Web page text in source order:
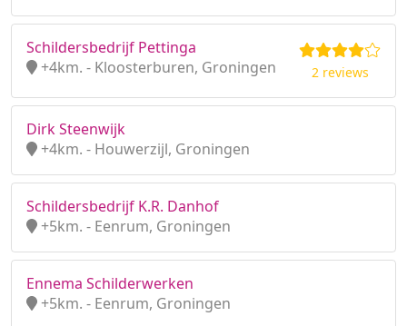
Schildersbedrijf Pettinga
+4km. - Kloosterburen, Groningen
2 reviews
Dirk Steenwijk
+4km. - Houwerzijl, Groningen
Schildersbedrijf K.R. Danhof
+5km. - Eenrum, Groningen
Ennema Schilderwerken
+5km. - Eenrum, Groningen